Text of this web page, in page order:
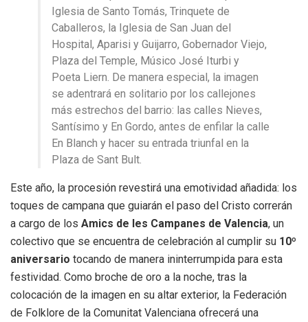
Iglesia de Santo Tomás, Trinquete de
Caballeros, la Iglesia de San Juan del
Hospital, Aparisi y Guijarro, Gobernador Viejo,
Plaza del Temple, Músico José Iturbi y
Poeta Liern. De manera especial, la imagen
se adentrará en solitario por los callejones
más estrechos del barrio: las calles Nieves,
Santísimo y En Gordo, antes de enfilar la calle
En Blanch y hacer su entrada triunfal en la
Plaza de Sant Bult.
Este año, la procesión revestirá una emotividad añadida: los
toques de campana que guiarán el paso del Cristo correrán
a cargo de los Amics de les Campanes de Valencia, un
colectivo que se encuentra de celebración al cumplir su 10º
aniversario tocando de manera ininterrumpida para esta
festividad. Como broche de oro a la noche, tras la
colocación de la imagen en su altar exterior, la Federación
de Folklore de la Comunitat Valenciana ofrecerá una